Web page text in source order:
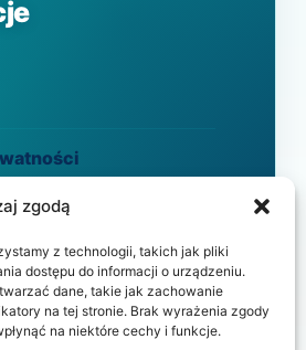
zgodą
z technologii, takich jak pliki
dostępu do informacji o urządzeniu.
dane, takie jak zachowanie
na tej stronie. Brak wyrażenia zgody
na niektóre cechy i funkcje.